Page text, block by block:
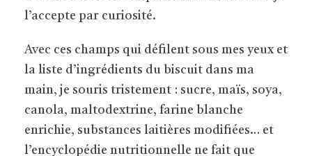
l’accepte par curiosité.
Avec ces champs qui défilent sous mes yeux et
la liste d’ingrédients du biscuit dans ma
main, je souris tristement : sucre, maïs, soya,
canola, maltodextrine, farine blanche
enrichie, substances laitières modifiées… et
l’encyclopédie nutritionnelle ne fait que